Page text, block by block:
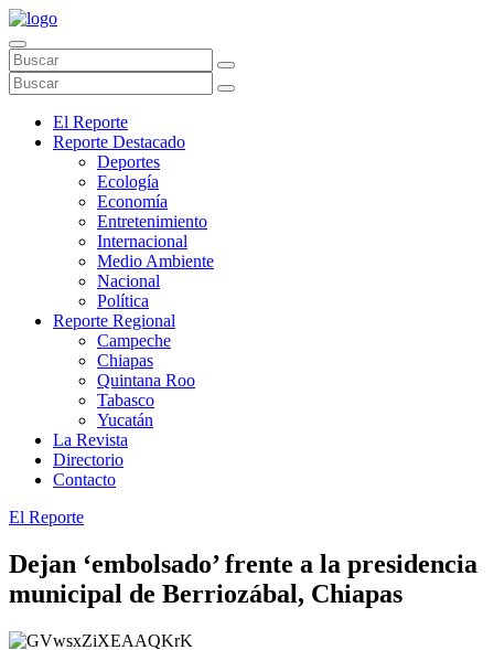
El Reporte
Reporte Destacado
Deportes
Ecología
Economía
Entretenimiento
Internacional
Medio Ambiente
Nacional
Política
Reporte Regional
Campeche
Chiapas
Quintana Roo
Tabasco
Yucatán
La Revista
Directorio
Contacto
El Reporte
Dejan ‘embolsado’ frente a la presidencia
municipal de Berriozábal, Chiapas